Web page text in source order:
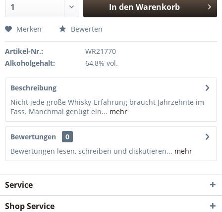
In den Warenkorb
Merken Bewerten
Artikel-Nr.:
WR21770
Alkoholgehalt:
64,8% vol.
Beschreibung
Nicht jede große Whisky-Erfahrung braucht Jahrzehnte im
Fass. Manchmal genügt ein... mehr
Bewertungen
0
Bewertungen lesen, schreiben und diskutieren... mehr
Service
Shop Service